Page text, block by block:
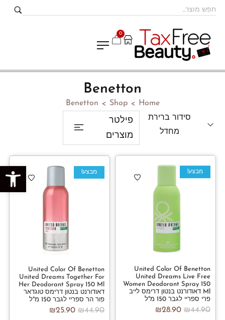
פתח סרגל נגישות
0
Benetton
Home
>
Shop
>
Benetton
סידור ברירת
מחדל
פילטר
מוצרים
מבצע!
United Color Of Benetton
United Dreams Live Free
Women Deodorant Spray 150
Ml דאודורנט בנטון דרימס לייב
פרי ספריי לגבר 150 מ"ל
₪44.90
₪28.90
מבצע!
United Color Of Benetton
United Dreams Together For
Her Deodorant Spray 150 Ml
דאודורנט בנטון דרימס טוגדאר
פור הר ספריי לגבר 150 מ"ל
₪44.90
₪25.90